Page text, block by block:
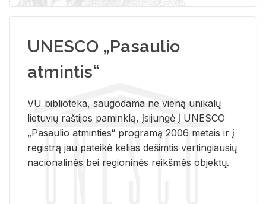
UNESCO „Pasaulio
atmintis“
VU biblioteka, saugodama ne vieną unikalų
lietuvių raštijos paminklą, įsijungė į UNESCO
„Pasaulio atminties“ programą 2006 metais ir į
registrą jau pateikė kelias dešimtis vertingiausių
nacionalinės bei regioninės reikšmės objektų.